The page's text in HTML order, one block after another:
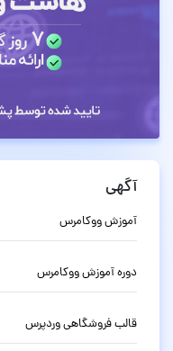
آگهی
آموزش ووکامرس
دوره آموزش ووکامرس
قالب فروشگاهی وردپرس